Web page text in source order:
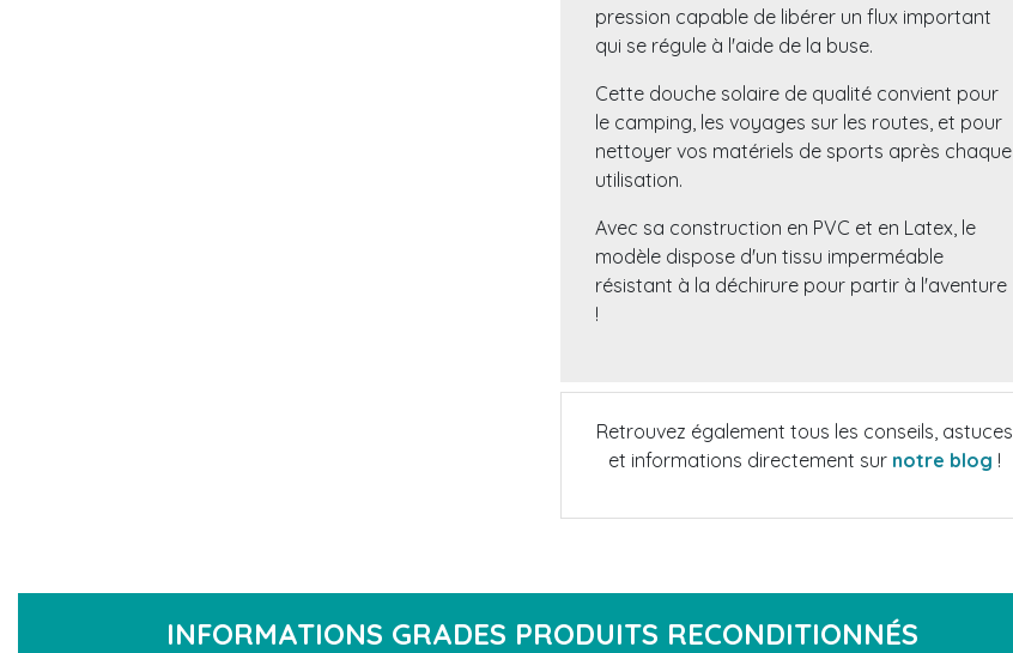
pression capable de libérer un flux important
qui se régule à l'aide de la buse.
Cette douche solaire de qualité convient pour
le camping, les voyages sur les routes, et pour
nettoyer vos matériels de sports après chaque
utilisation.
Avec sa construction en PVC et en Latex, le
modèle dispose d'un tissu imperméable
résistant à la déchirure pour partir à l'aventure
!
Retrouvez également tous les conseils, astuces
et informations directement sur notre blog !
INFORMATIONS GRADES PRODUITS RECONDITIONNÉS